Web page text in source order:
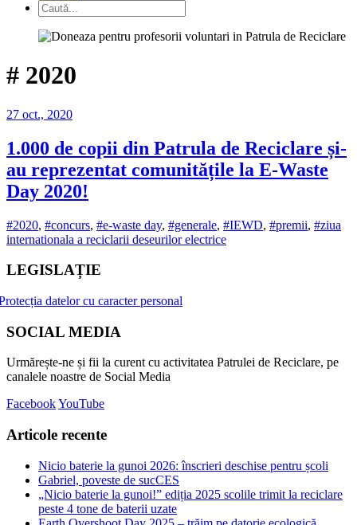
# 2020
27 oct., 2020
1.000 de copii din Patrula de Reciclare și-
au reprezentat comunitățile la E-Waste
Day 2020!
#2020, #concurs, #e-waste day, #generale, #IEWD, #premii, #ziua
internationala a reciclarii deseurilor electrice
LEGISLAȚIE
datelor cu caracter personal
SOCIAL MEDIA
Urmărește-ne și fii la curent cu activitatea Patrulei de Reciclare, pe
canalele noastre de Social Media
FacebookYouTube
Articole recente
Nicio baterie la gunoi 2026: înscrieri deschise pentru școli
Gabriel, poveste de sucCES
„Nicio baterie la gunoi!” ediția 2025 scolile trimit la reciclare
peste 4 tone de baterii uzate